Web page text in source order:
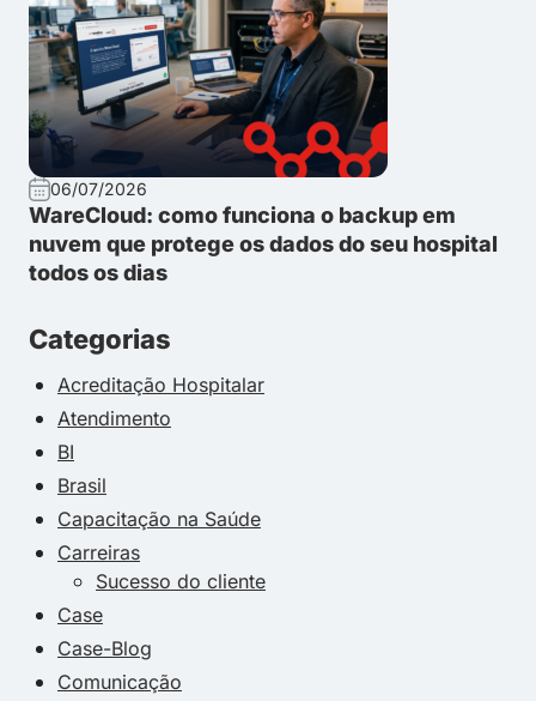
06/07/2026
WareCloud: como funciona o backup em
nuvem que protege os dados do seu hospital
todos os dias
Categorias
Acreditação Hospitalar
Atendimento
BI
Brasil
Capacitação na Saúde
Carreiras
Sucesso do cliente
Case
Case-Blog
Comunicação